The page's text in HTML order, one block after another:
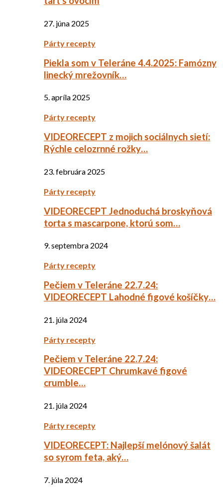
27. júna 2025
Párty recepty
Piekla som v Teleráne 4.4.2025: Famózny
linecký mrežovník…
5. apríla 2025
Párty recepty
VIDEORECEPT z mojich sociálnych sietí:
Rýchle celozrnné rožky…
23. februára 2025
Párty recepty
VIDEORECEPT Jednoduchá broskyňová
torta s mascarpone, ktorú som…
9. septembra 2024
Párty recepty
Pečiem v Teleráne 22.7.24:
VIDEORECEPT Lahodné figové košíčky…
21. júla 2024
Párty recepty
Pečiem v Teleráne 22.7.24:
VIDEORECEPT Chrumkavé figové
crumble…
21. júla 2024
Párty recepty
VIDEORECEPT: Najlepší melónový šalát
so syrom feta, aký…
7. júla 2024